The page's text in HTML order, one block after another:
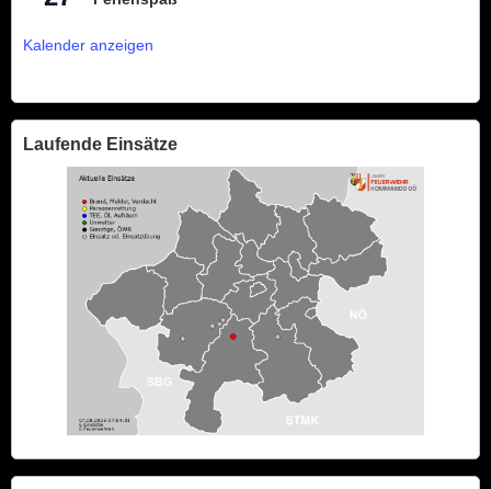
Kalender anzeigen
Laufende Einsätze